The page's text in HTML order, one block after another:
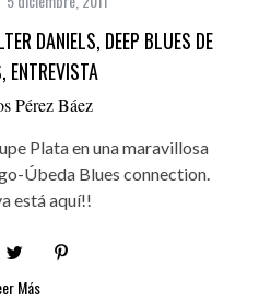
DANIELS, DEEP BLUES DE
ENTREVISTA
Pérez Báez
Plata en una maravillosa
Úbeda Blues connection.
está aquí!!
Más